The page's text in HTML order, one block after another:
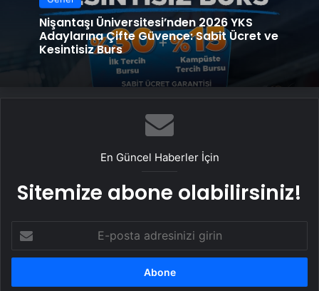
Nişantaşı Üniversitesi’nden 2026 YKS
Adaylarına Çifte Güvence: Sabit Ücret ve
Kesintisiz Burs
En Güncel Haberler İçin
Sitemize abone olabilirsiniz!
posta
adresinizi